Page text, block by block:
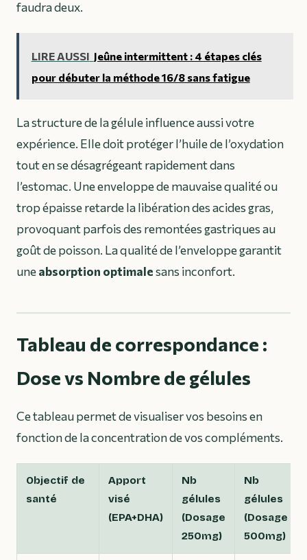
faudra deux.
LIRE AUSSI Jeûne intermittent : 4 étapes clés
pour débuter la méthode 16/8 sans fatigue
La structure de la gélule influence aussi votre
expérience. Elle doit protéger l’huile de l’oxydation
tout en se désagrégeant rapidement dans
l’estomac. Une enveloppe de mauvaise qualité ou
trop épaisse retarde la libération des acides gras,
provoquant parfois des remontées gastriques au
goût de poisson. La qualité de l’enveloppe garantit
uneabsorption optimalesans inconfort.
Tableau de correspondance :
Dose vs Nombre de gélules
Ce tableau permet de visualiser vos besoins en
fonction de la concentration de vos compléments.
Objectif de
santé
Apport
visé
(EPA+DHA)
Nb
gélules
(Dosage
250mg)
Nb
gélules
(Dosage
500mg)